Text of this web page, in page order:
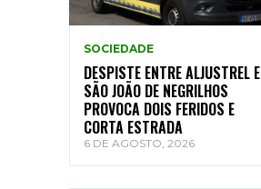
SOCIEDADE
DESPISTE ENTRE ALJUSTREL E
SÃO JOÃO DE NEGRILHOS
PROVOCA DOIS FERIDOS E
CORTA ESTRADA
6 DE AGOSTO, 2026